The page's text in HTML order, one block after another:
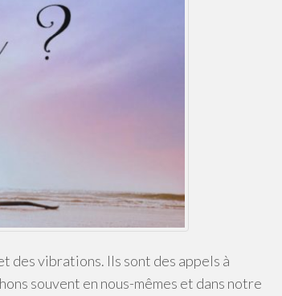
des vibrations. Ils sont des appels à
souvent en nous-mêmes et dans notre